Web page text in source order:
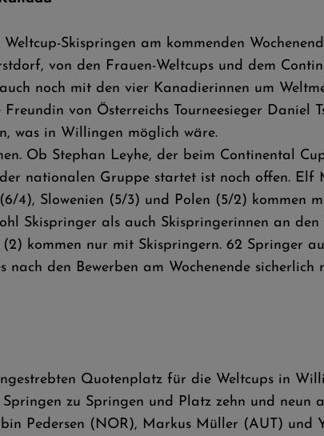
Skispringen am kommenden
von den Frauen-Weltcups und dem
noch mit den vier Kanadierinnen um
von Österreichs Tourneesieger Daniel
was in Willingen möglich wäre.
Ob Stephan Leyhe, der beim Continental
nationalen Gruppe startet ist noch offen. Elf
4), Slowenien (5/3) und Polen (5/2) kommen
Skispringer als auch Skispringerinnen an den
kommen nur mit Skispringern. 62 Springer
den Bewerben am Wochenende sicherlich
Quotenplatz für die Weltcups in
zu Springen und Platz zehn und neun
Pedersen (NOR), Markus Müller (AUT) und